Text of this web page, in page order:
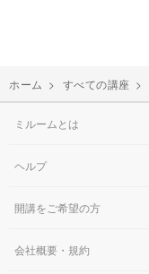
ホーム > すべての講座 >
ミルームとは
ヘルプ
開講をご希望の方
会社概要・規約